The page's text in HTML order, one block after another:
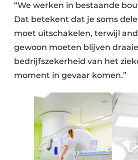
“We werken in bestaande
Dat betekent dat je soms
moet uitschakelen, terwijl
gewoon moeten blijven
bedrijfszekerheid van het
moment in gevaar komen.”